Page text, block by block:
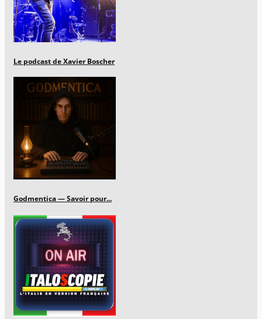
Le podcast de Xavier Boscher
Godmentica — Savoir pour...